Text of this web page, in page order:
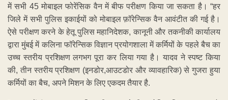
में सभी 45 मोबाइल फोरेंसिक वैन में बीफ परीक्षण किया जा सकता है। “हर
जिले में सभी पुलिस इकाईयों को मोबाइल फ़ॉरेन्सिक वैन आवंटीत की गई है।
ऐसे परीक्षण करने के हेतू पुलिस महानिदेशक, कानूनी और तकनीकी कार्यालय
द्वारा मुंबई में कलिना फॉरेन्सिक विज्ञान प्रयोगशाला में कर्मियों के पहले बैच का
उच्च स्तरीय प्रशिक्षण लगभग पूरा कर लिया गया है। यादव ने स्पष्ट किया
की, तीन स्तरीय प्रशिक्षण (इनडोर,आउटडोर और व्यावहारिक) से गुजरा हुया
कर्मियों का बैच, अपने मिशन के लिए एकदम तैयार है.